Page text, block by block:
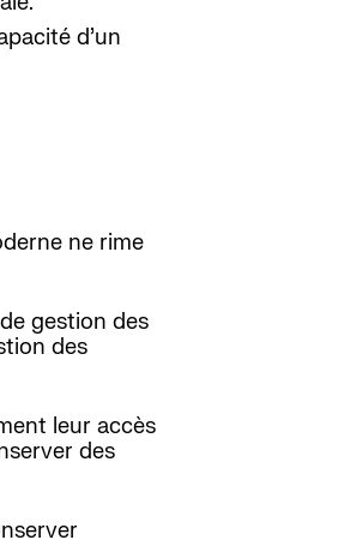
d’un
ne rime
gestion des
des
leur accès
des